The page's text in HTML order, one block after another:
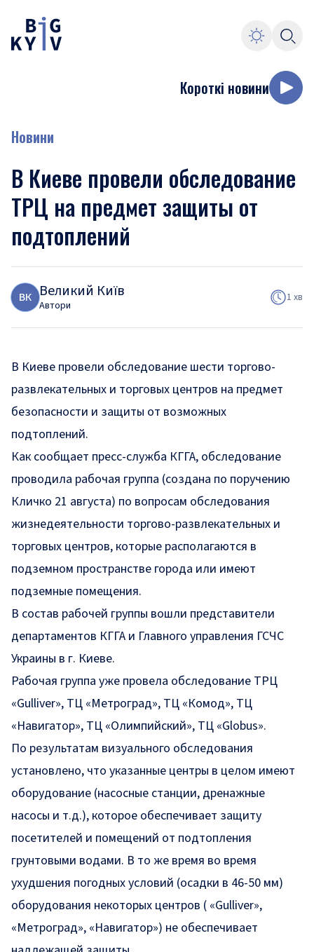
Короткі новини
Новини
В Киеве провели обследование
ТРЦ на предмет защиты от
подтоплений
ВК Великий Київ
Автори
1 хв
В Киеве провели обследование шести торгово-
развлекательных и торговых центров на предмет
безопасности и защиты от возможных
подтоплений.
Как сообщает пресс-служба КГГА, обследование
проводила рабочая группа (создана по поручению
Кличко 21 августа) по вопросам обследования
жизнедеятельности торгово-развлекательных и
торговых центров, которые располагаются в
подземном пространстве города или имеют
подземные помещения.
В состав рабочей группы вошли представители
департаментов КГГА и Главного управления ГСЧС
Украины в г. Киеве.
Рабочая группа уже провела обследование ТРЦ
«Gulliver», ТЦ «Метроград», ТЦ «Комод», ТЦ
«Навигатор», ТЦ «Олимпийский», ТЦ «Globus».
По результатам визуального обследования
установлено, что указанные центры в целом имеют
оборудование (насосные станции, дренажные
насосы и т.д.), которое обеспечивает защиту
посетителей и помещений от подтопления
грунтовыми водами. В то же время во время
ухудшения погодных условий (осадки в 46-50 мм)
оборудования некоторых центров ( «Gulliver»,
«Метроград», «Навигатор») не обеспечивает